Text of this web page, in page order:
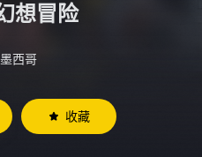
想冒险
墨西哥
收藏